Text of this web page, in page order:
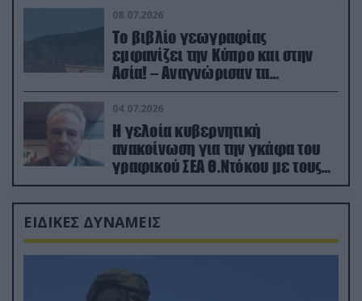
08.07.2026
Το βιβλίο γεωγραφίας
εμφανίζει την Κύπρο και στην
Ασία! – Αναγνώρισαν τα
κατεχόμενα; (φωτο)
04.07.2026
Η γελοία κυβερνητική
ανακοίνωση για την γκάφα του
γραφικού ΣΕΑ Θ.Ντόκου με τους
Ρώσους φαρσέρ
ΕΙΔΙΚΕΣ ΔΥΝΑΜΕΙΣ